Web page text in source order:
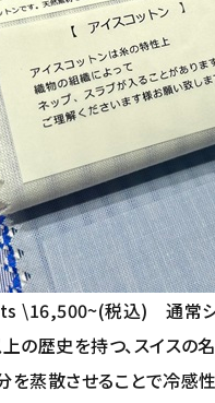
\16,500~(税込)通常
の歴史を持つ、スイス
を蒸散させることで冷感